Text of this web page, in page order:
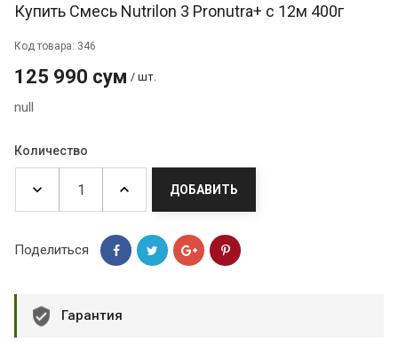
Купить Смесь Nutrilon 3 Pronutra+ c 12м 400г
Код товара: 346
125 990 сум / шт.
null
Количество
ДОБАВИТЬ
Поделиться
Гарантия